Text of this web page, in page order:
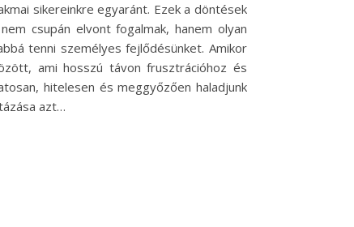
sikereinkre egyaránt. Ezek a döntések
csupán elvont fogalmak, hanem olyan
tenni személyes fejlődésünket. Amikor
ami hosszú távon frusztrációhoz és
hitelesen és meggyőzően haladjunk
azt…